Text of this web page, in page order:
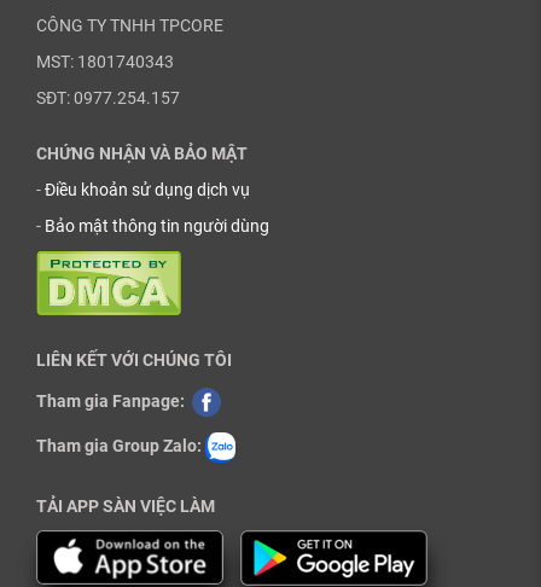
CÔNG TY TNHH TPCORE
MST: 1801740343
SĐT: 0977.254.157
CHỨNG NHẬN VÀ BẢO MẬT
-Điều khoản sử dụng dịch vụ
- Bảo mật thông tin người dùng
LIÊN KẾT VỚI CHÚNG TÔI
Tham gia Fanpage:
Tham gia Group Zalo:
TẢI APP SÀN VIỆC LÀM